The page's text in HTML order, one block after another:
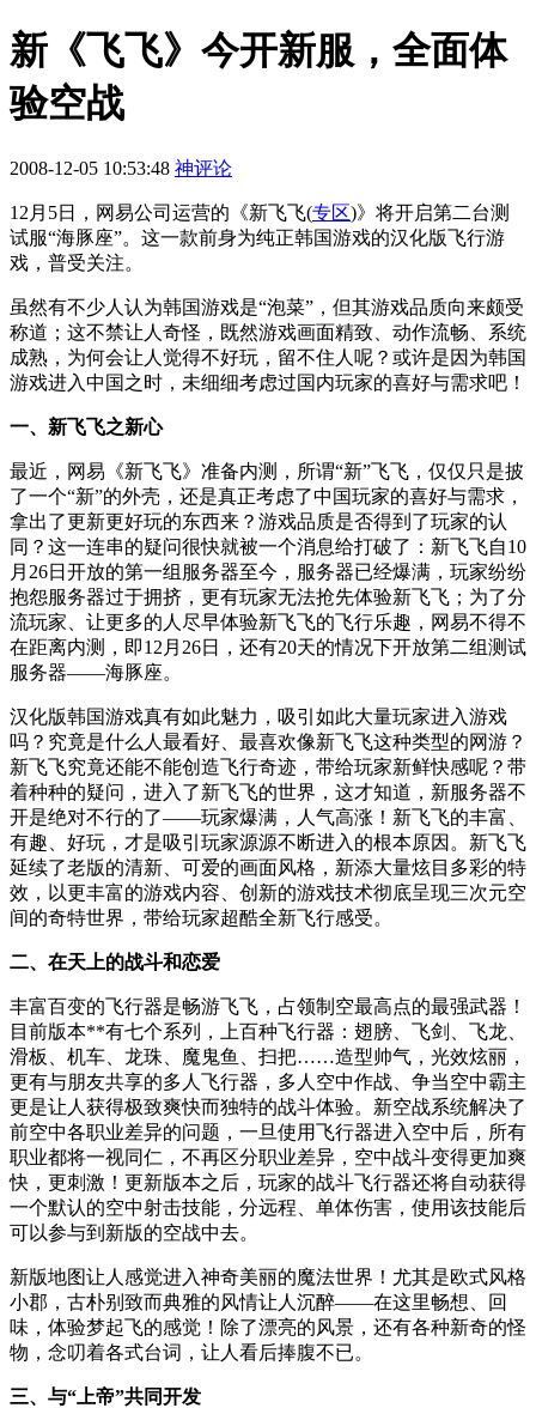
新《飞飞》今开新服，全面体
验空战
2008-12-05 10:53:48 神评论
12月5日，网易公司运营的《新飞飞(专区)》将开启第二台测
试服“海豚座”。这一款前身为纯正韩国游戏的汉化版飞行游
戏，普受关注。
虽然有不少人认为韩国游戏是“泡菜”，但其游戏品质向来颇受
称道；这不禁让人奇怪，既然游戏画面精致、动作流畅、系统
成熟，为何会让人觉得不好玩，留不住人呢？或许是因为韩国
游戏进入中国之时，未细细考虑过国内玩家的喜好与需求吧！
一、新飞飞之新心
最近，网易《新飞飞》准备内测，所谓“新”飞飞，仅仅只是披
了一个“新”的外壳，还是真正考虑了中国玩家的喜好与需求，
拿出了更新更好玩的东西来？游戏品质是否得到了玩家的认
同？这一连串的疑问很快就被一个消息给打破了：新飞飞自10
月26日开放的第一组服务器至今，服务器已经爆满，玩家纷纷
抱怨服务器过于拥挤，更有玩家无法抢先体验新飞飞；为了分
流玩家、让更多的人尽早体验新飞飞的飞行乐趣，网易不得不
在距离内测，即12月26日，还有20天的情况下开放第二组测试
服务器——海豚座。
汉化版韩国游戏真有如此魅力，吸引如此大量玩家进入游戏
吗？究竟是什么人最看好、最喜欢像新飞飞这种类型的网游？
新飞飞究竟还能不能创造飞行奇迹，带给玩家新鲜快感呢？带
着种种的疑问，进入了新飞飞的世界，这才知道，新服务器不
开是绝对不行的了——玩家爆满，人气高涨！新飞飞的丰富、
有趣、好玩，才是吸引玩家源源不断进入的根本原因。新飞飞
延续了老版的清新、可爱的画面风格，新添大量炫目多彩的特
效，以更丰富的游戏内容、创新的游戏技术彻底呈现三次元空
间的奇特世界，带给玩家超酷全新飞行感受。
二、在天上的战斗和恋爱
丰富百变的飞行器是畅游飞飞，占领制空最高点的最强武器！
目前版本**有七个系列，上百种飞行器：翅膀、飞剑、飞龙、
滑板、机车、龙珠、魔鬼鱼、扫把……造型帅气，光效炫丽，
更有与朋友共享的多人飞行器，多人空中作战、争当空中霸主
更是让人获得极致爽快而独特的战斗体验。新空战系统解决了
前空中各职业差异的问题，一旦使用飞行器进入空中后，所有
职业都将一视同仁，不再区分职业差异，空中战斗变得更加爽
快，更刺激！更新版本之后，玩家的战斗飞行器还将自动获得
一个默认的空中射击技能，分远程、单体伤害，使用该技能后
可以参与到新版的空战中去。
新版地图让人感觉进入神奇美丽的魔法世界！尤其是欧式风格
小郡，古朴别致而典雅的风情让人沉醉——在这里畅想、回
味，体验梦起飞的感觉！除了漂亮的风景，还有各种新奇的怪
物，念叨着各式台词，让人看后捧腹不已。
三、与“上帝”共同开发